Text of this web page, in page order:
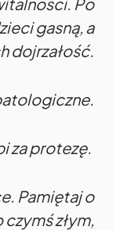
gasną, a
dojrzałość.
za protezę.
Pamiętaj o
złym,